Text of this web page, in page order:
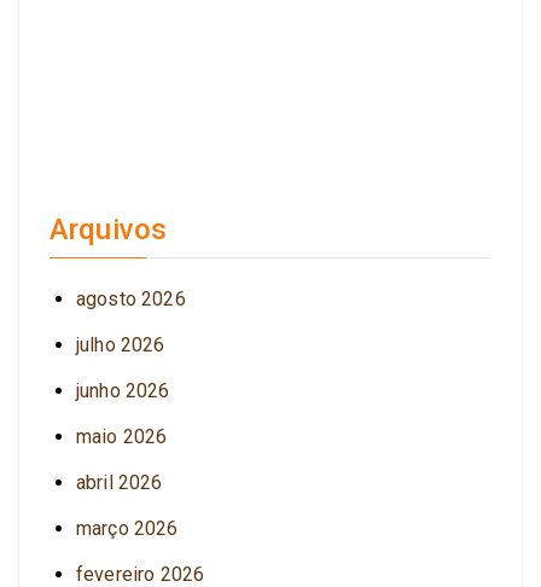
Arquivos
agosto 2026
julho 2026
junho 2026
maio 2026
abril 2026
março 2026
fevereiro 2026